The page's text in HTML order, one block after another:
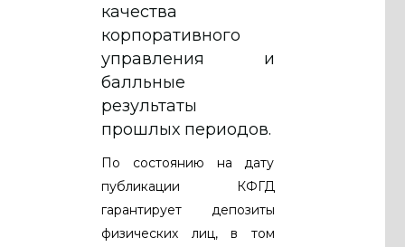
качества
корпоративного
управления и
балльные
результаты
прошлых периодов.
По состоянию на дату
публикации КФГД
гарантирует депозиты
физических лиц, в том